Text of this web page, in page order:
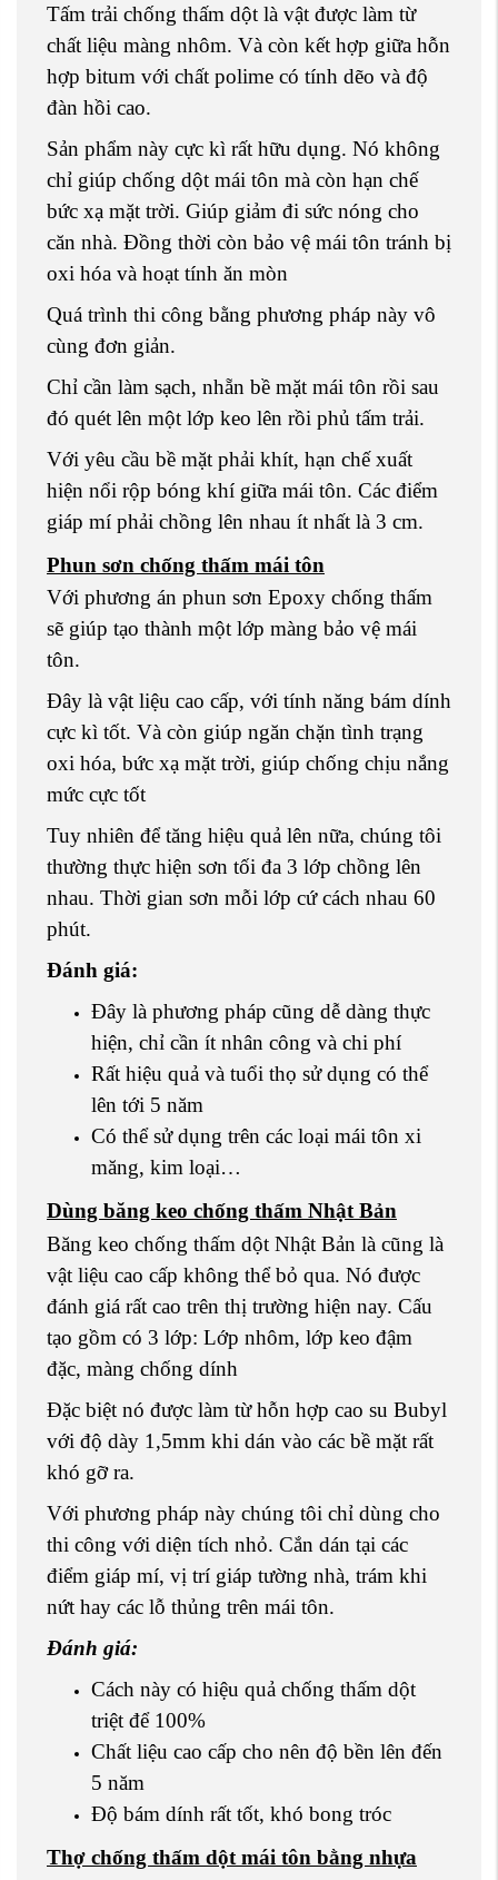
Tấm trải chống thấm dột là vật được làm từ
chất liệu màng nhôm. Và còn kết hợp giữa hỗn
hợp bitum với chất polime có tính dẽo và độ
đàn hồi cao.
Sản phẩm này cực kì rất hữu dụng. Nó không
chỉ giúp chống dột mái tôn mà còn hạn chế
bức xạ mặt trời. Giúp giảm đi sức nóng cho
căn nhà. Đồng thời còn bảo vệ mái tôn tránh bị
oxi hóa và hoạt tính ăn mòn
Quá trình thi công bằng phương pháp này vô
cùng đơn giản.
Chỉ cần làm sạch, nhẵn bề mặt mái tôn rồi sau
đó quét lên một lớp keo lên rồi phủ tấm trải.
Với yêu cầu bề mặt phải khít, hạn chế xuất
hiện nổi rộp bóng khí giữa mái tôn. Các điểm
giáp mí phải chồng lên nhau ít nhất là 3 cm.
Phun sơn chống thấm mái tôn
Với phương án phun sơn Epoxy chống thấm
sẽ giúp tạo thành một lớp màng bảo vệ mái
tôn.
Đây là vật liệu cao cấp, với tính năng bám dính
cực kì tốt. Và còn giúp ngăn chặn tình trạng
oxi hóa, bức xạ mặt trời, giúp chống chịu nắng
mức cực tốt
Tuy nhiên để tăng hiệu quả lên nữa, chúng tôi
thường thực hiện sơn tối đa 3 lớp chồng lên
nhau. Thời gian sơn mỗi lớp cứ cách nhau 60
phút.
Đánh giá:
Đây là phương pháp cũng dễ dàng thực
hiện, chỉ cần ít nhân công và chi phí
Rất hiệu quả và tuổi thọ sử dụng có thể
lên tới 5 năm
Có thể sử dụng trên các loại mái tôn xi
măng, kim loại…
Dùng băng keo chống thấm Nhật Bản
Băng keo chống thấm dột Nhật Bản là cũng là
vật liệu cao cấp không thể bỏ qua. Nó được
đánh giá rất cao trên thị trường hiện nay. Cấu
tạo gồm có 3 lớp: Lớp nhôm, lớp keo đậm
đặc, màng chống dính
Đặc biệt nó được làm từ hỗn hợp cao su Bubyl
với độ dày 1,5mm khi dán vào các bề mặt rất
khó gỡ ra.
Với phương pháp này chúng tôi chỉ dùng cho
thi công với diện tích nhỏ. Cắn dán tại các
điểm giáp mí, vị trí giáp tường nhà, trám khi
nứt hay các lỗ thủng trên mái tôn.
Đánh giá:
Cách này có hiệu quả chống thấm dột
triệt để 100%
Chất liệu cao cấp cho nên độ bền lên đến
5 năm
Độ bám dính rất tốt, khó bong tróc
Thợ chống thấm dột mái tôn bằng nhựa